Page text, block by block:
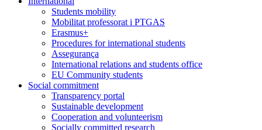
Students mobility
Mobilitat professorat i PTGAS
Erasmus+
Procedures for international students
Assegurança
International relations and students office
EU Community students
Social commitment
Transparency portal
Sustainable development
Cooperation and volunteerism
Socially committed research